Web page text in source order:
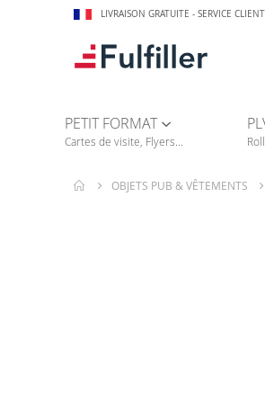
LIVRAISON GRATUITE - SERVICE
PETIT FORMAT
Cartes de visite, Flyers...
OBJETS PUB & VÊTEMENTS